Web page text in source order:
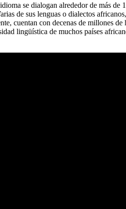
se dialogan alrededor de más de
de sus lenguas o dialectos
cuentan con decenas de millones
lingüística de muchos países